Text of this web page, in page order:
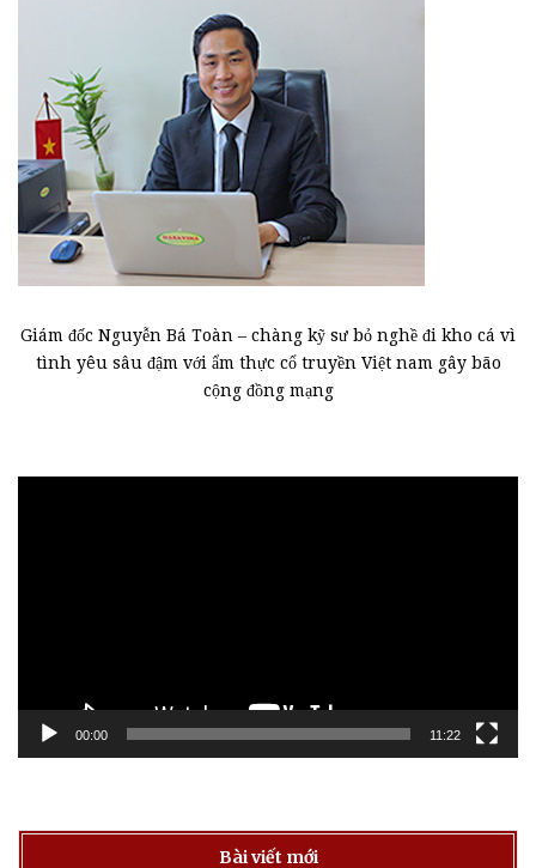
Giám đốc Nguyễn Bá Toàn – chàng kỹ sư bỏ nghề đi kho cá vì
tình yêu sâu đậm với ẩm thực cổ truyền Việt nam gây bão
cộng đồng mạng
00:00 11:22
Bài viết mới